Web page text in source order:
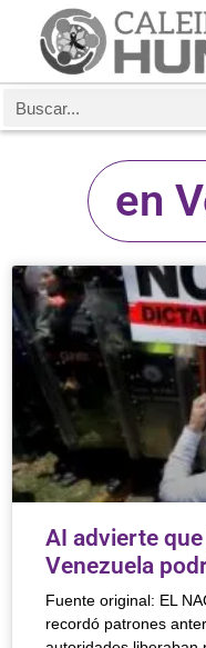
en
AI advierte
Venezuela
Fuente original: EL
recordó patrones